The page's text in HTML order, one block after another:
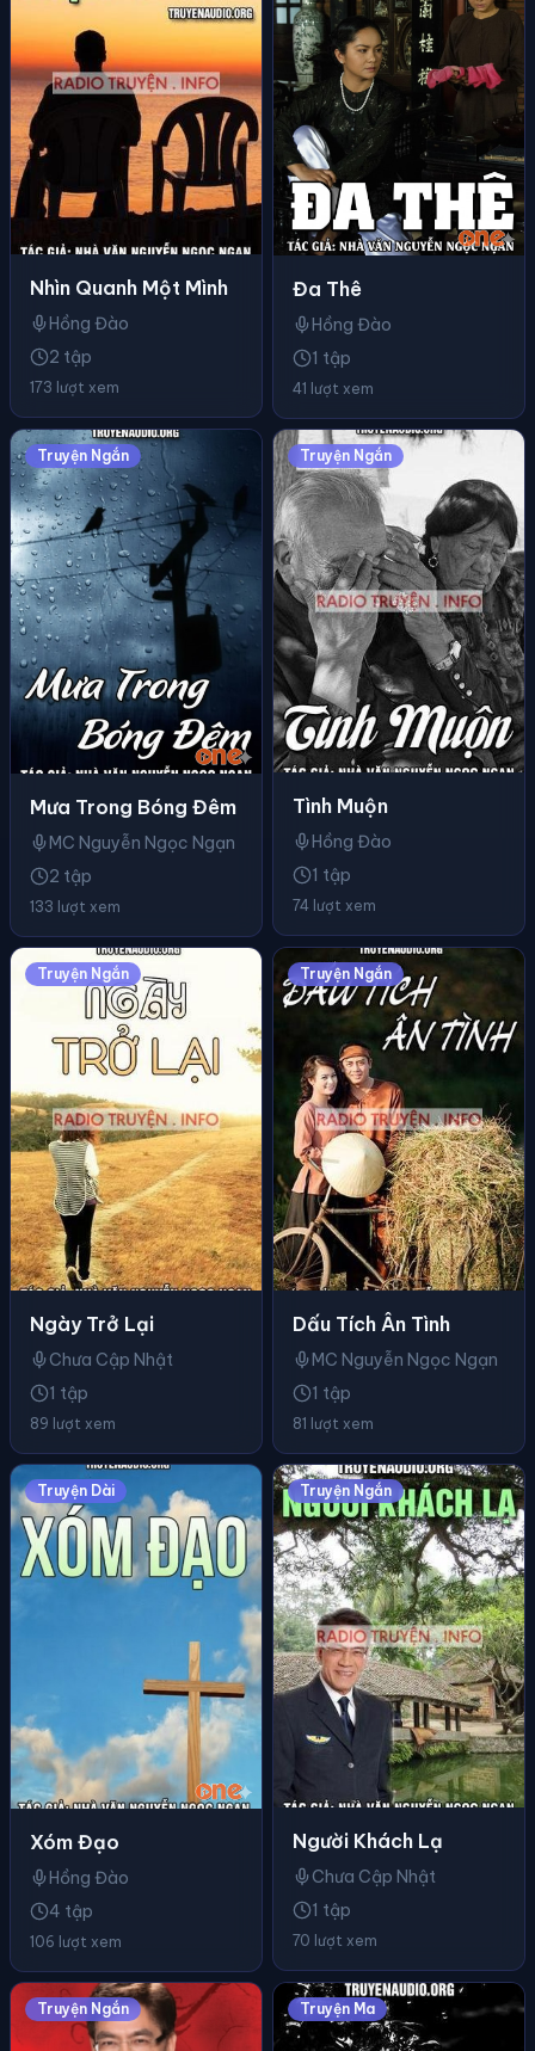
Nhìn Quanh Một Mình
Hồng Đào
2 tập
173 lượt xem
Đa Thê
Hồng Đào
1 tập
41 lượt xem
Truyện Ngắn
Mưa Trong Bóng Đêm
MC Nguyễn Ngọc Ngạn
2 tập
133 lượt xem
Truyện Ngắn
Tình Muộn
Hồng Đào
1 tập
74 lượt xem
Truyện Ngắn
Ngày Trở Lại
Chưa Cập Nhật
1 tập
89 lượt xem
Truyện Ngắn
Dấu Tích Ân Tình
MC Nguyễn Ngọc Ngạn
1 tập
81 lượt xem
Truyện Dài
Xóm Đạo
Hồng Đào
4 tập
106 lượt xem
Truyện Ngắn
Người Khách Lạ
Chưa Cập Nhật
1 tập
70 lượt xem
Truyện Ngắn Truyện Ma